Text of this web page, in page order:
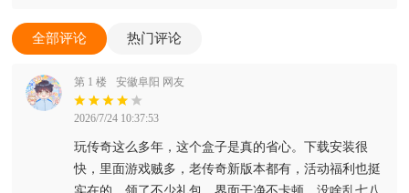
全部评论 热门评论
第 1 楼 安徽阜阳 网友
2026/7/24 10:37:53
玩传奇这么多年，这个盒子是真的省心。下载安装很
快，里面游戏贼多，老传奇新版本都有，活动福利也挺